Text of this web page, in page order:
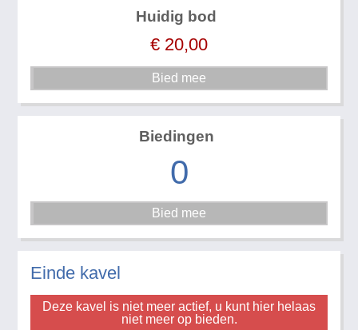
Huidig bod
€ 20,00
Biedingen
0
Einde kavel
Deze kavel is niet meer actief, u kunt hier helaas
niet meer op bieden.